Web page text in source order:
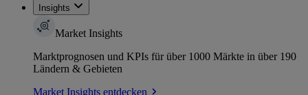
Insights
Market Insights
Marktprognosen und KPIs für über 1000 Märkte in über 190
Ländern & Gebieten
Market Insights entdecken